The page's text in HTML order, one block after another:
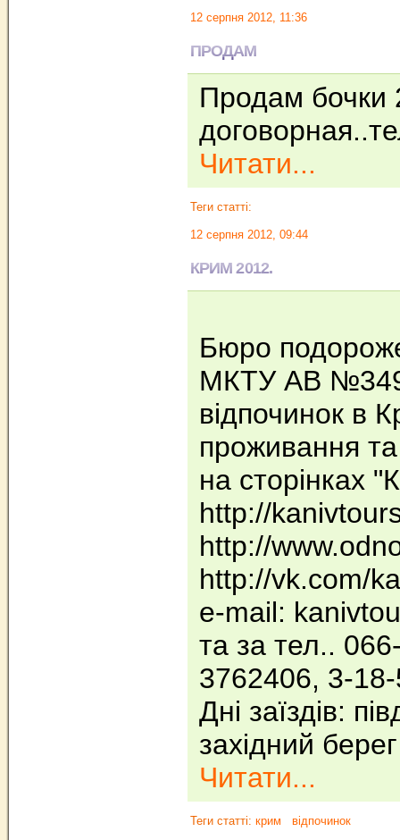
12 серпня 2012, 11:36
ПРОДАМ
Продам
Читати...
Теги статті:
12 серпня 2012, 09:44
КРИМ 2012.
Бюро
МКТУ АВ
відпочинок в
проживання та
на сторінках
http://
http://
http://vk.com/
e-mail:
та за тел..
3762406, 3-
Дні заїздів:
західний
Читати...
Теги статті: крим відпочинок